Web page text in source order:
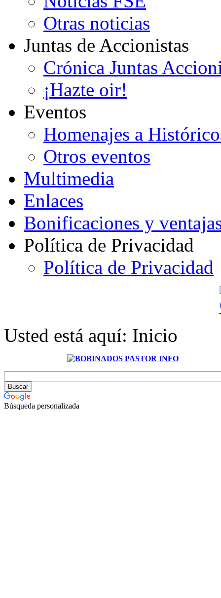
Otras noticias
Juntas de Accionistas
Crónica Juntas
¡Hazte oir!
Eventos
Homenajes a
Otros eventos
Multimedia
Enlaces
Bonificaciones y
Política de Privacidad
Política de Privacidad
Usted está aquí: Inicio
Búsqueda personalizada